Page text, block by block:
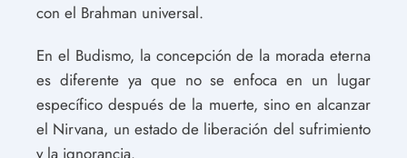
con el Brahman universal.
En el Budismo, la concepción de la morada eterna
es diferente ya que no se enfoca en un lugar
específico después de la muerte, sino en alcanzar
el Nirvana, un estado de liberación del sufrimiento
y la ignorancia.